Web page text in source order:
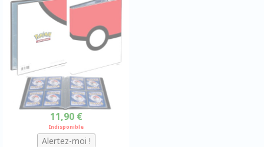
11,90 €
Indisponible